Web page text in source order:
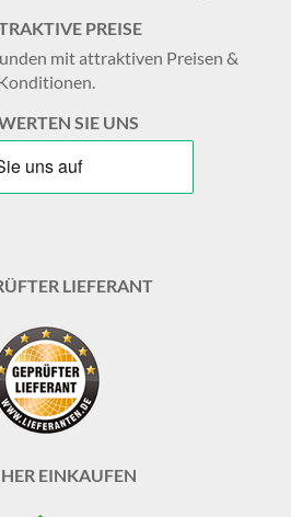
PREISE
mit attraktiven Preisen &
SIE UNS
LIEFERANT
EINKAUFEN